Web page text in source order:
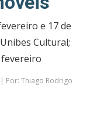
e 17 de
Cultural;
fevereiro
Por: Thiago Rodrigo